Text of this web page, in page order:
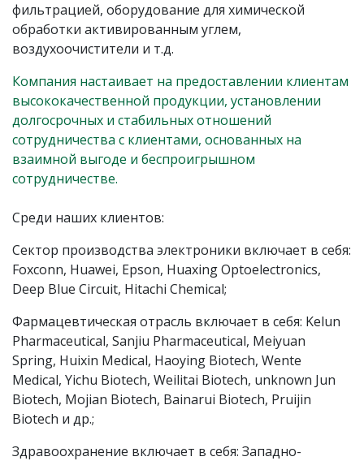
фильтрацией, оборудование для химической
обработки активированным углем,
воздухоочистители и т.д.
Компания настаивает на предоставлении клиентам
высококачественной продукции, установлении
долгосрочных и стабильных отношений
сотрудничества с клиентами, основанных на
взаимной выгоде и беспроигрышном
сотрудничестве.
Среди наших клиентов:
Сектор производства электроники включает в себя:
Foxconn, Huawei, Epson, Huaxing Optoelectronics,
Deep Blue Circuit, Hitachi Chemical;
Фармацевтическая отрасль включает в себя: Kelun
Pharmaceutical, Sanjiu Pharmaceutical, Meiyuan
Spring, Huixin Medical, Haoying Biotech, Wente
Medical, Yichu Biotech, Weilitai Biotech, unknown Jun
Biotech, Mojian Biotech, Bainarui Biotech, Pruijin
Biotech и др.;
Здравоохранение включает в себя: Западно-